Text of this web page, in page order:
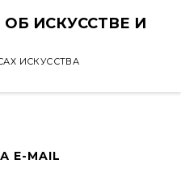
ИСКУССТВЕ И
ИСКУССТВА
E-MAIL